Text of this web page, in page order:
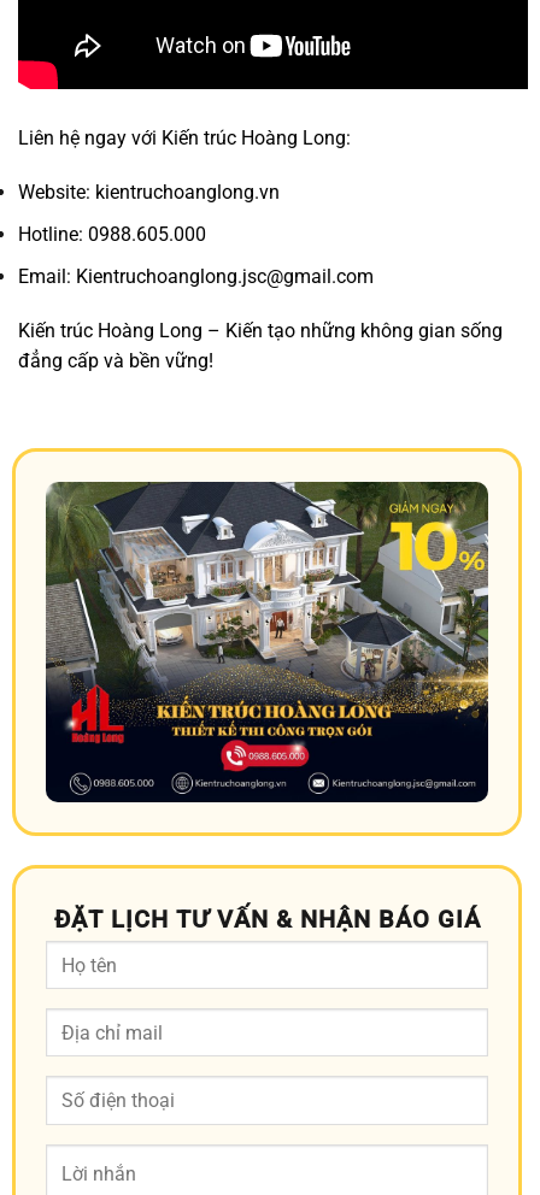
Liên hệ ngay với Kiến trúc Hoàng Long:
Website: kientruchoanglong.vn
Hotline: 0988.605.000
Email: Kientruchoanglong.jsc@gmail.com
Kiến trúc Hoàng Long – Kiến tạo những không gian sống
đẳng cấp và bền vững!
ĐẶT LỊCH TƯ VẤN & NHẬN BÁO GIÁ